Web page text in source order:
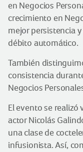
en Negocios
crecimiento en
mejor persistencia
débito automático.
También
consistencia
Negocios
El evento se
actor Nicolás
una clase de
infusionista. Así,